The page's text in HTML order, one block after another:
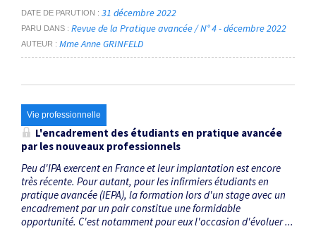
DATE DE PARUTION 31 décembre 2022
PARU DANS Revue de la Pratique avancée / N° 4 - décembre 2022
AUTEUR Mme Anne GRINFELD
Vie professionnelle
L'encadrement des étudiants en pratique avancée
par les nouveaux professionnels
Peu d'IPA exercent en France et leur implantation est encore
très récente. Pour autant, pour les infirmiers étudiants en
pratique avancée (IEPA), la formation lors d'un stage avec un
encadrement par un pair constitue une formidable
opportunité. C'est notamment pour eux ­l'occasion d'évoluer ...